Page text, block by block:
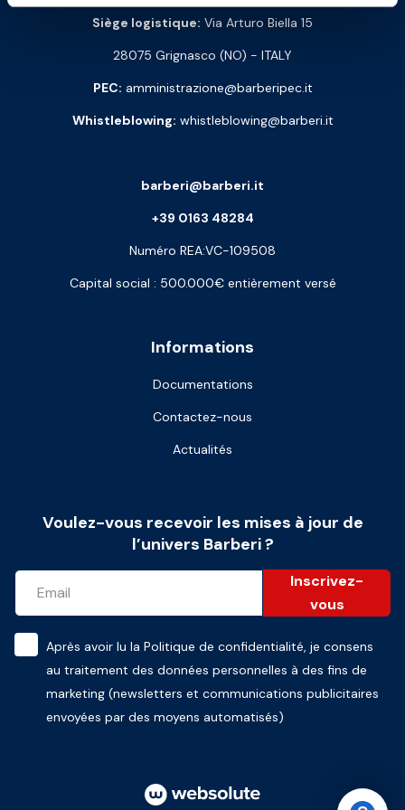
Siège logistique: Via Arturo Biella 15
28075 Grignasco (NO) - ITALY
PEC: amministrazione@barberipec.it
Whistleblowing: whistleblowing@barberi.it
Informations
Documentations
Contactez-nous
Actualités
barberi@barberi.it
+39 0163 48284
Numéro REA:VC-109508
Capital social : 500.000€ entièrement versé
Voulez-vous recevoir les mises à jour de
l’univers Barberi ?
Inscrivez-
vous
Après avoir lu la Politique de confidentialité, je consens
au traitement des données personnelles à des fins de
marketing (newsletters et communications publicitaires
envoyées par des moyens automatisés)